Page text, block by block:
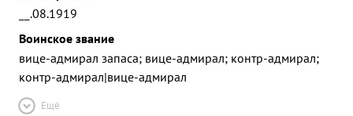
__.08.1919
Воинское звание
вице-адмирал запаса; вице-адмирал; контр-адмирал;
контр-адмирал|вице-адмирал
Ещё